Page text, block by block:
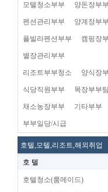
모텔청소부부 양돈장부부
펜션관리부부 양계장부부
플빌라펜션부부 캠핑장
별장관리부부
리조트부부청소 양식장
식당직원부부 목장부부팀
채소농장부부 기타부부
부부일당/시급
호텔,모텔,리조트,해외취업
호 텔
호텔청소(룸메이드)